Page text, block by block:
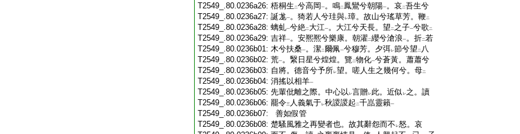
T2549_.80.0236a26: 梧桐生 二兮高岡 一。鳴二 鳳鸞兮朝陽一。哀二吾生兮
T2549_.80.0236a27: 誕尨一。猗若人兮珪與レ璋。故山兮瑤草芳。鞭二
T2549_.80.0236a28: 螭虬一兮絶二 大江一。大江兮天長。望 二 之子一兮歌 二
T2549_.80.0236a29: 吉祥一。安熈熈兮樂康。朝濯 二纓兮滄浪一。折二若
T2549_.80.0236b01: 木兮扶桑一。潔二爾佩一兮穆芳。夕弭レ節兮望 二 八
T2549_.80.0236b02: 荒一。繄日星兮煌煌。覽二物化一兮蒼黃。蕭蕭兮
T2549_.80.0236b03: 自將。德音兮予所レ望。嗟人生之幾何兮。母二
T2549_.80.0236b04: 消搖以相羊一
T2549_.80.0236b05: 先輩仳離之際。中心以 レ言贈レ此。近似 レ之。讀
T2549_.80.0236b06: 罷令三 人義氣于レ秋謖謖起 二千嵓靈籟一
T2549_.80.0236b07:
善如假管
T2549_.80.0236b08: 楚騷風雅之再變者也。故其辭怨而不 レ怒。哀